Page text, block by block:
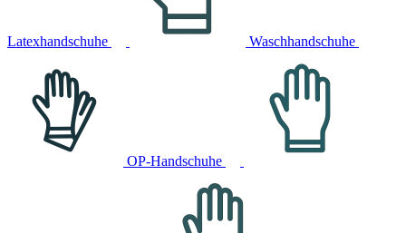
Latexhandschuhe Waschhandschuhe
OP-Handschuhe